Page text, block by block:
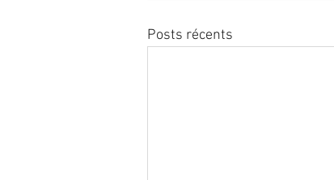
Posts récents